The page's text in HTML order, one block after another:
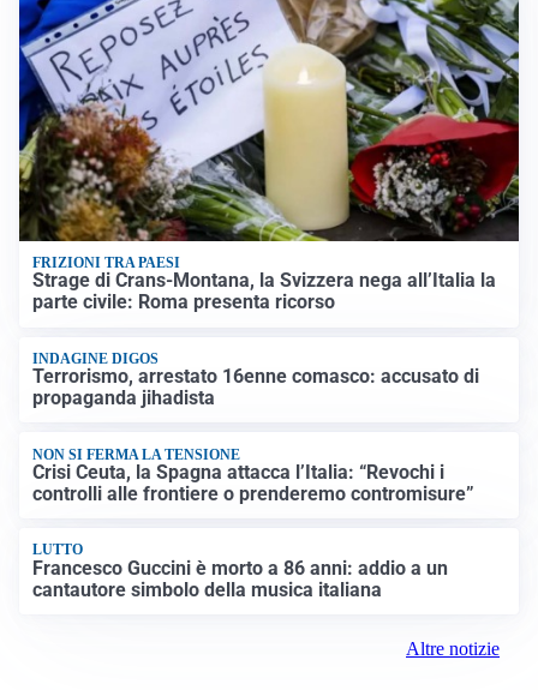
FRIZIONI TRA PAESI
Strage di Crans-Montana, la Svizzera nega all’Italia la
parte civile: Roma presenta ricorso
INDAGINE DIGOS
Terrorismo, arrestato 16enne comasco: accusato di
propaganda jihadista
NON SI FERMA LA TENSIONE
Crisi Ceuta, la Spagna attacca l’Italia: “Revochi i
controlli alle frontiere o prenderemo contromisure”
LUTTO
Francesco Guccini è morto a 86 anni: addio a un
cantautore simbolo della musica italiana
Altre notizie